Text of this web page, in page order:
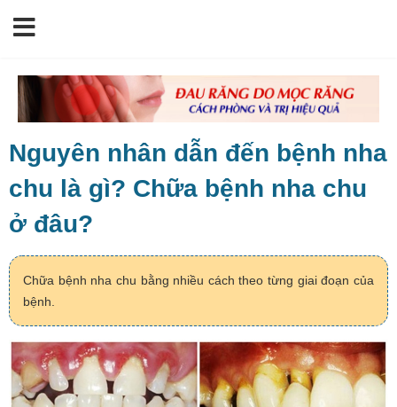
Nguyên nhân dẫn đến bệnh nha
chu là gì? Chữa bệnh nha chu
ở đâu?
Chữa bệnh nha chu bằng nhiều cách theo từng giai đoạn của
bệnh.